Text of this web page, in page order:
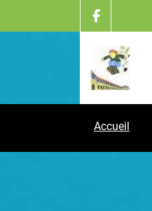
content
Accueil